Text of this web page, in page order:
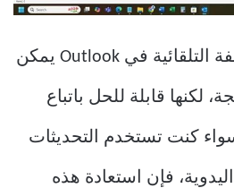
اختفاء إعدادات الأرشفة التلقائية في Outlook يمكن
لكنها قابلة للحل باتباع
كنت تستخدم التحديثات
اليدوية، فإن استعادة هذه